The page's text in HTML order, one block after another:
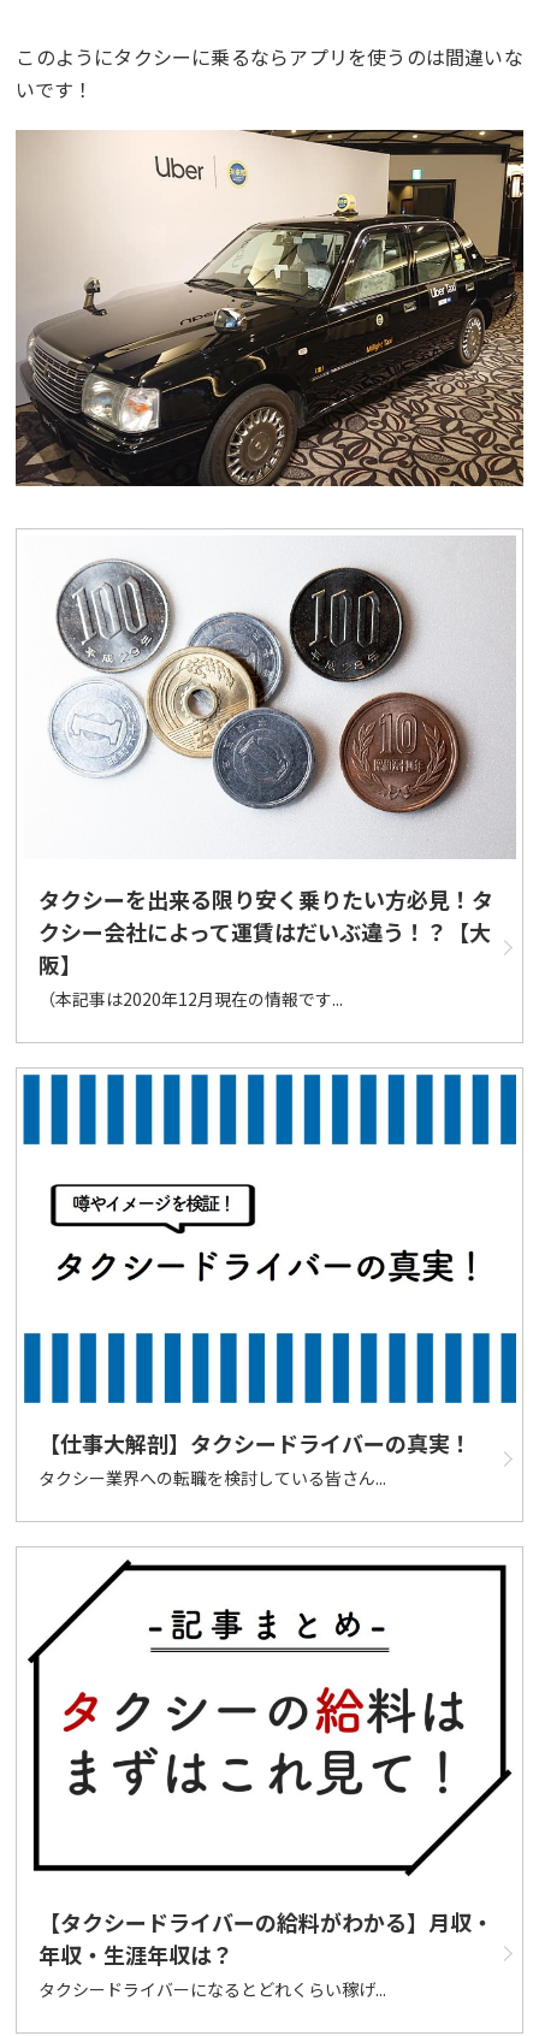
このようにタクシーに乗るならアプリを使うのは間違いな
いです！
タクシーを出来る限り安く乗りたい方必見！タ
クシー会社によって運賃はだいぶ違う！？【大
阪】
（本記事は2020年12月現在の情報です...
【仕事大解剖】タクシードライバーの真実！
タクシー業界への転職を検討している皆さん...
【タクシードライバーの給料がわかる】月収・
年収・生涯年収は？
タクシードライバーになるとどれくらい稼げ...